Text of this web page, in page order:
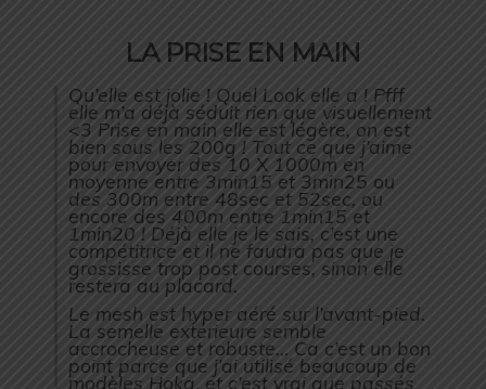
LA PRISE EN MAIN
Qu’elle est jolie ! Quel Look elle a ! Pfff
elle m’a déjà séduit rien que visuellement
<3 Prise en main elle est légère, on est
bien sous les 200g ! Tout ce que j’aime
pour envoyer des 10 X 1000m en
moyenne entre 3min15 et 3min25 ou
des 300m entre 48sec et 52sec, ou
encore des 400m entre 1min15 et
1min20 ! Déjà elle je le sais, c’est une
compétitrice et il ne faudra pas que je
grossisse trop post courses, sinon elle
restera au placard.
Le mesh est hyper aéré sur l’avant-pied.
La semelle extérieure semble
accrocheuse et robuste… Ca c’est un bon
point parce que j’ai utilisé beaucoup de
modèles Hoka, et c’est vrai que passés